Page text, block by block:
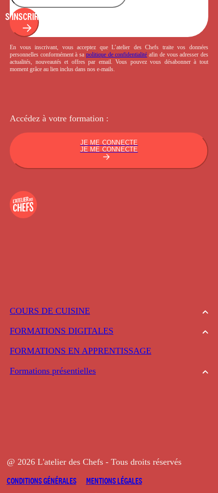
COURS DE CUISINE
FORMATIONS DIGITALES
FORMATIONS EN APPRENTISSAGE
Formations présentielles
S'INSCRIRE
En vous inscrivant, vous acceptez que L’atelier des Chefs traite vos données
personnelles conformément à sa politique de confidentialité afin de vous adresser des
actualités, nouveautés et offres par email. Vous pouvez vous désabonner à tout
moment grâce au lien inclus dans nos e-mails.
Accédez à votre formation :
JE ME CONNECTE
JE ME CONNECTE
@ 2026 L'atelier des Chefs - Tous droits réservés
CONDITIONS GÉNÉRALES
MENTIONS LÉGALES